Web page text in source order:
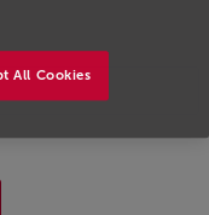
All Cookies